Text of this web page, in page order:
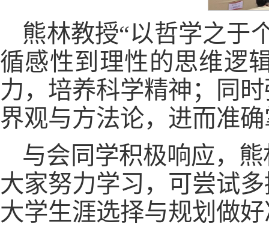
熊林教授“以哲学之于
循感性到理性的思维逻
力，培养科学精神；同
界观与方法论，进而准
与会同学积极响应，
大家努力学习，可尝试
大学生涯选择与规划做